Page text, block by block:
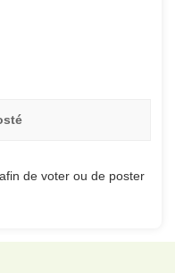
de voter ou de poster